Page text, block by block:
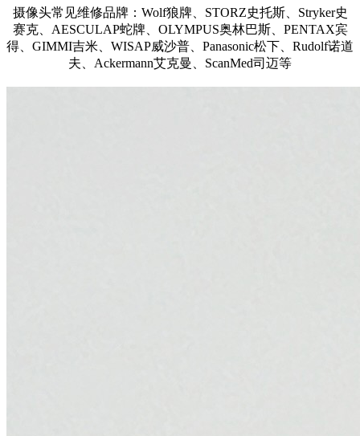
摄像头常见维修品牌：Wolf狼牌、STORZ史托斯、Stryker史
赛克、AESCULAP蛇牌、OLYMPUS奥林巴斯、PENTAX宾
得、GIMMI吉米、WISAP威沙普、Panasonic松下、Rudolf诺道
夫、Ackermann艾克曼、ScanMed司迈等